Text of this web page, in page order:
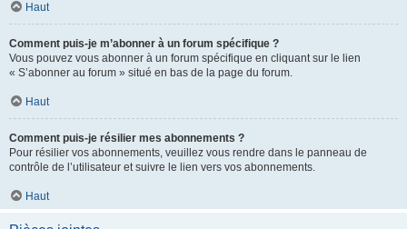
Haut
Comment puis-je m’abonner à un forum spécifique ?
Vous pouvez vous abonner à un forum spécifique en cliquant sur le lien
« S’abonner au forum » situé en bas de la page du forum.
Haut
Comment puis-je résilier mes abonnements ?
Pour résilier vos abonnements, veuillez vous rendre dans le panneau de
contrôle de l’utilisateur et suivre le lien vers vos abonnements.
Haut